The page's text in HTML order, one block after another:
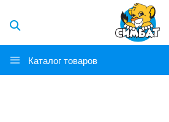
Каталог товаров